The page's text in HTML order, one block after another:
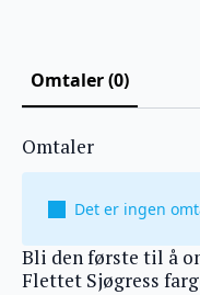
Omtaler (0)
Omtaler
Det er ingen
Bli den første til å
Flettet Sjøgress